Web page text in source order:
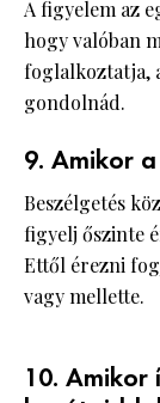
A figyelem az
hogy valóban
foglalkoztatja,
gondolnád.
9. Amikor
Beszélgetés
figyelj őszinte
Ettől érezni
vagy mellette.
10. Amikor